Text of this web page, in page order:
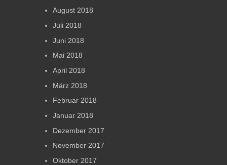
August 2018
Juli 2018
Juni 2018
Mai 2018
April 2018
März 2018
Februar 2018
Januar 2018
Dezember 2017
November 2017
Oktober 2017